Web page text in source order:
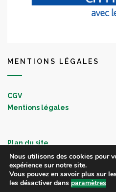
MENTIONS LÉGALES
CGV
Mentions légales
Plan du site
Nous utilisons des cookies pour
expérience sur notre site.
Vous pouvez en savoir plus sur
les désactiver dans paramètres